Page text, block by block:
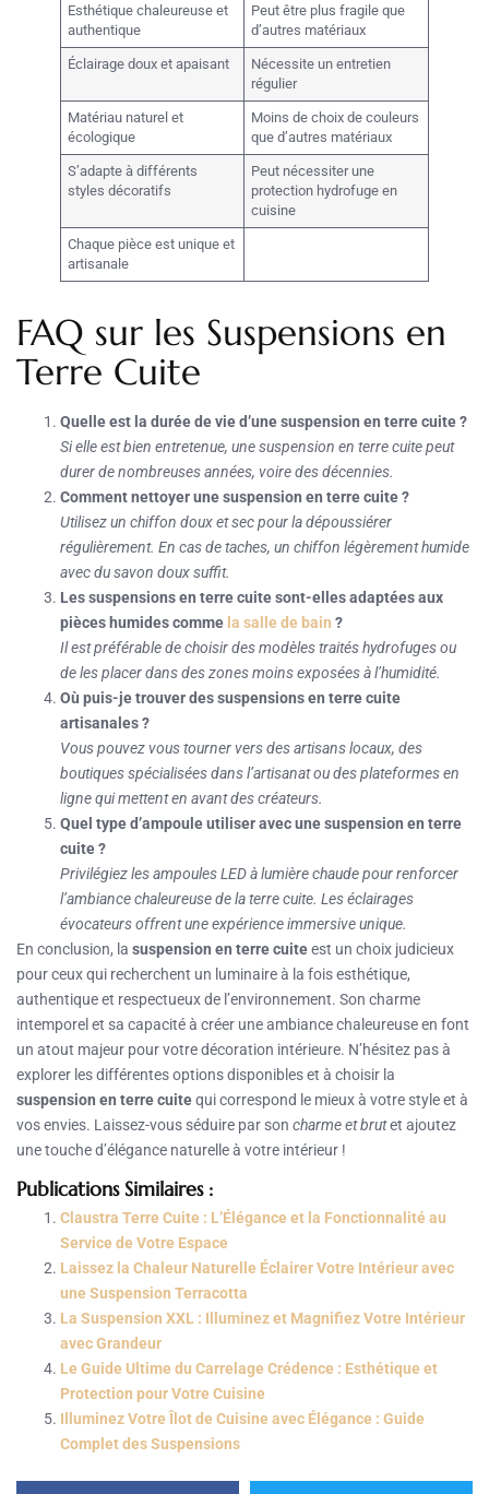
Esthétique chaleureuse et
authentique
Peut être plus fragile que
d’autres matériaux
Éclairage doux et apaisant
Nécessite un entretien
régulier
Matériau naturel et
écologique
Moins de choix de couleurs
que d’autres matériaux
S’adapte à différents
styles décoratifs
Peut nécessiter une
protection hydrofuge en
cuisine
Chaque pièce est unique et
artisanale
FAQ sur les Suspensions en
Terre Cuite
Quelle est la durée de vie d’une suspension en terre cuite ?
Si elle est bien entretenue, une suspension en terre cuite peut
durer de nombreuses années, voire des décennies.
Comment nettoyer une suspension en terre cuite ?
Utilisez un chiffon doux et sec pour la dépoussiérer
régulièrement. En cas de taches, un chiffon légèrement humide
avec du savon doux suffit.
Les suspensions en terre cuite sont-elles adaptées aux
pièces humides comme la salle de bain ?
Il est préférable de choisir des modèles traités hydrofuges ou
de les placer dans des zones moins exposées à l’humidité.
Où puis-je trouver des suspensions en terre cuite
artisanales ?
Vous pouvez vous tourner vers des artisans locaux, des
boutiques spécialisées dans l’artisanat ou des plateformes en
ligne qui mettent en avant des créateurs.
Quel type d’ampoule utiliser avec une suspension en terre
cuite ?
Privilégiez les ampoules LED à lumière chaude pour renforcer
l’ambiance chaleureuse de la terre cuite. Les éclairages
évocateurs offrent une expérience immersive unique.
En conclusion, la suspension en terre cuiteest un choix judicieux
pour ceux qui recherchent un luminaire à la fois esthétique,
authentique et respectueux de l’environnement. Son charme
intemporel et sa capacité à créer une ambiance chaleureuse en font
un atout majeur pour votre décoration intérieure. N’hésitez pas à
explorer les différentes options disponibles et à choisir la
suspension en terre cuitequi correspond le mieux à votre style et à
vos envies. Laissez-vous séduire par son charme et brutet ajoutez
une touche d’élégance naturelle à votre intérieur !
Publications Similaires :
Claustra Terre Cuite : L’Élégance et la Fonctionnalité au
Service de Votre Espace
Laissez la Chaleur Naturelle Éclairer Votre Intérieur avec
une Suspension Terracotta
La Suspension XXL : Illuminez et Magnifiez Votre Intérieur
avec Grandeur
Le Guide Ultime du Carrelage Crédence : Esthétique et
Protection pour Votre Cuisine
Illuminez Votre Îlot de Cuisine avec Élégance : Guide
Complet des Suspensions